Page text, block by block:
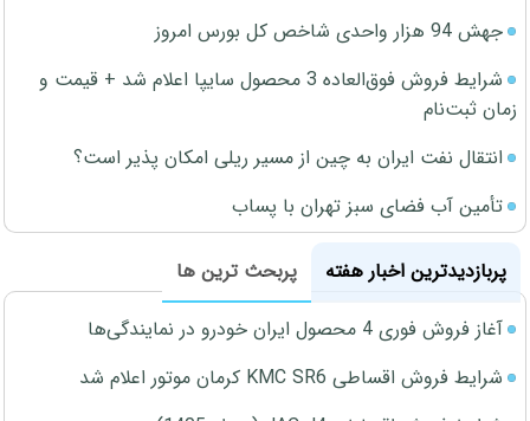
جهش 94 هزار واحدی شاخص کل بورس امروز
شرایط فروش فوق‌العاده 3 محصول سایپا اعلام شد + قیمت و
زمان ثبت‌نام
انتقال نفت ایران به چین از مسیر ریلی امکان پذیر است؟
تأمین آب فضای سبز تهران با پساب
پربازدیدترین اخبار هفته
پربحث ترین ها
آغاز فروش فوری 4 محصول ایران خودرو در نمایندگی‌ها
شرایط فروش اقساطی KMC SR6 کرمان موتور اعلام شد